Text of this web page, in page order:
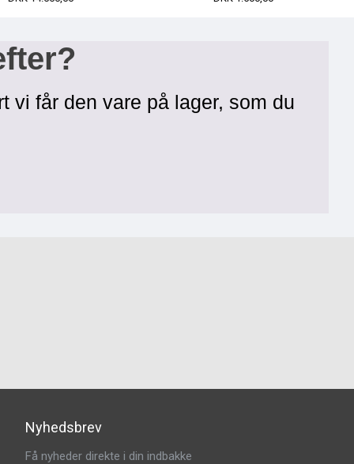
vi får den vare på lager, som du
Nyhedsbrev
Få nyheder direkte i din indbakke